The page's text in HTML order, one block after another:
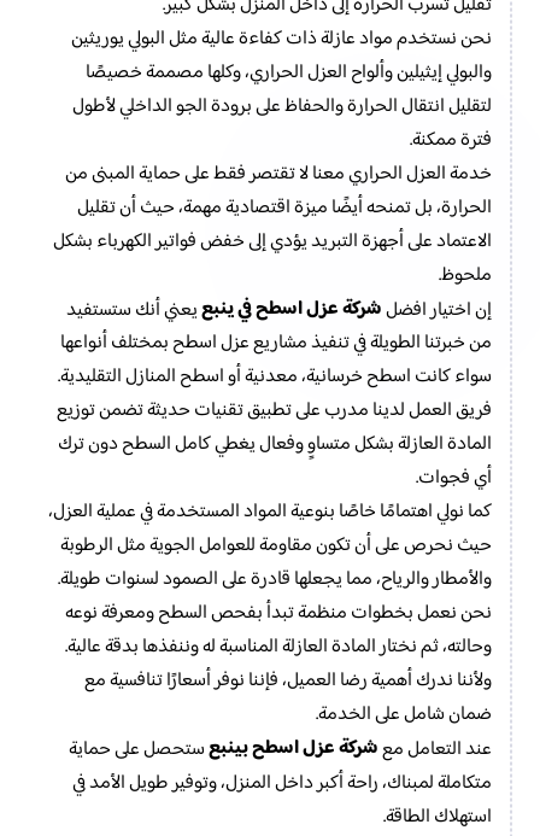
نحن نستخدم مواد عازلة ذات كفاءة عالية مثل البولي يوريثين
والبولي إيثيلين وألواح العزل الحراري، وكلها مصممة خصيصًا
لتقليل انتقال الحرارة والحفاظ على برودة الجو الداخلي لأطول
فترة ممكنة.
خدمة العزل الحراري معنا لا تقتصر فقط على حماية المبنى من
الحرارة، بل تمنحه أيضًا ميزة اقتصادية مهمة، حيث أن تقليل
الاعتماد على أجهزة التبريد يؤدي إلى خفض فواتير الكهرباء بشكل
ملحوظ.
إن اختيار افضلشركة عزل اسطح في ينبعيعني أنك ستستفيد
من خبرتنا الطويلة في تنفيذ مشاريع عزل اسطح بمختلف أنواعها
سواء كانت اسطح خرسانية، معدنية أو اسطح المنازل التقليدية.
فريق العمل لدينا مدرب على تطبيق تقنيات حديثة تضمن توزيع
المادة العازلة بشكل متساوٍ وفعال يغطي كامل السطح دون ترك
أي فجوات.
كما نولي اهتمامًا خاصًا بنوعية المواد المستخدمة في عملية العزل،
حيث نحرص على أن تكون مقاومة للعوامل الجوية مثل الرطوبة
والأمطار والرياح، مما يجعلها قادرة على الصمود لسنوات طويلة.
نحن نعمل بخطوات منظمة تبدأ بفحص السطح ومعرفة نوعه
وحالته، ثم نختار المادة العازلة المناسبة له وننفذها بدقة عالية.
ولأننا ندرك أهمية رضا العميل، فإننا نوفر أسعارًا تنافسية مع
ضمان شامل على الخدمة.
عند التعامل معشركة عزل اسطح بينبعستحصل على حماية
متكاملة لمبناك، راحة أكبر داخل المنزل، وتوفير طويل الأمد في
استهلاك الطاقة.